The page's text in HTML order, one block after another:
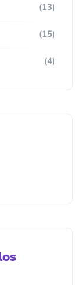
(13)
(15)
(4)